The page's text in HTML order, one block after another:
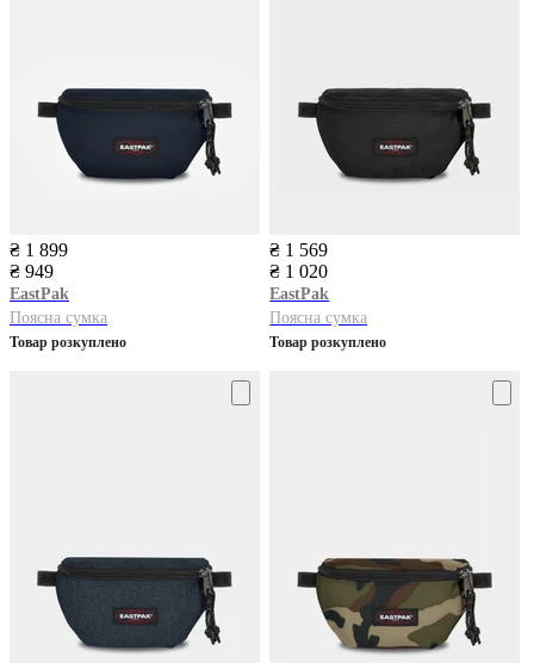
₴ 1 899
₴ 949
EastPak
Поясна сумка
Товар розкуплено
₴ 1 569
₴ 1 020
EastPak
Поясна сумка
Товар розкуплено